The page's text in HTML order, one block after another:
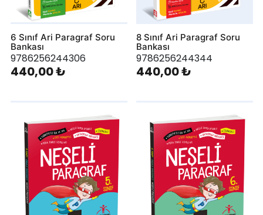
6 Sınıf Ari Paragraf Soru
Bankası
9786256244306
440,00 ₺
8 Sınıf Ari Paragraf Soru
Bankası
9786256244344
440,00 ₺